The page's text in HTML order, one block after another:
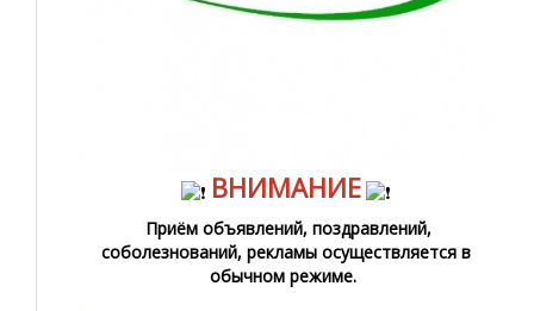
ВНИМАНИЕ
Приём объявлений, поздравлений,
соболезнований, рекламы осуществляется в
обычном режиме.